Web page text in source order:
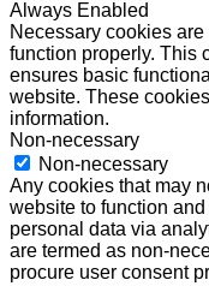
Always Enabled
Necessary cookies
function properly. This
ensures basic
website. These
information.
Non-necessary
Non-necessary
Any cookies that may
website to function
personal data via
are termed as non-
procure user consent